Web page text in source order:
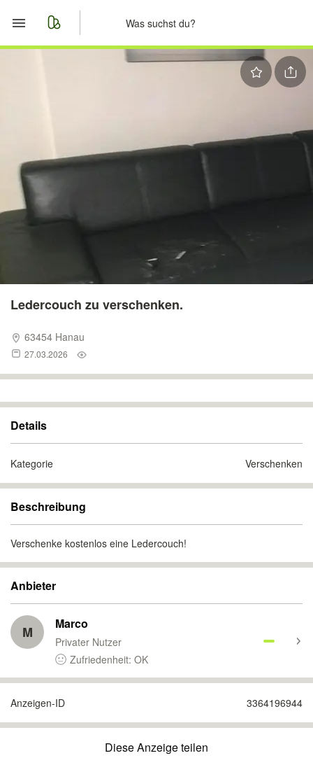
Anzeige aufgeben
Ledercouch zu verschenken.
63454 Hanau
27.03.2026
Details
Kategorie Verschenken
Beschreibung
Verschenke kostenlos eine Ledercouch!
Anbieter
M Marco
Privater Nutzer
Zufriedenheit: OK
Anzeigen-ID 3364196944
Diese Anzeige teilen